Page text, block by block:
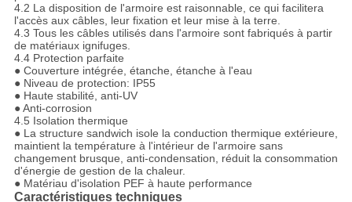
4.2 La disposition de l'armoire est raisonnable, ce qui facilitera
l'accès aux câbles, leur fixation et leur mise à la terre.
4.3 Tous les câbles utilisés dans l'armoire sont fabriqués à partir
de matériaux ignifuges.
4.4 Protection parfaite
● Couverture intégrée, étanche, étanche à l'eau
● Niveau de protection: IP55
● Haute stabilité, anti-UV
● Anti-corrosion
4.5 Isolation thermique
● La structure sandwich isole la conduction thermique extérieure,
maintient la température à l'intérieur de l'armoire sans
changement brusque, anti-condensation, réduit la consommation
d'énergie de gestion de la chaleur.
● Matériau d'isolation PEF à haute performance
Caractéristiques techniques